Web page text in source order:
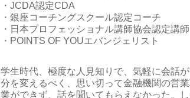
・JCDA認定CDA
・銀座コーチングスクール認定コーチ
・日本プロフェッショナル講師協会認定講師
・POINTS OF YOUエバンジェリスト
学生時代、極度な人見知りで、気軽に会話
分を変えるべく、思い切って金融機関の営
業ができず、話を聞いてもらえなかった。